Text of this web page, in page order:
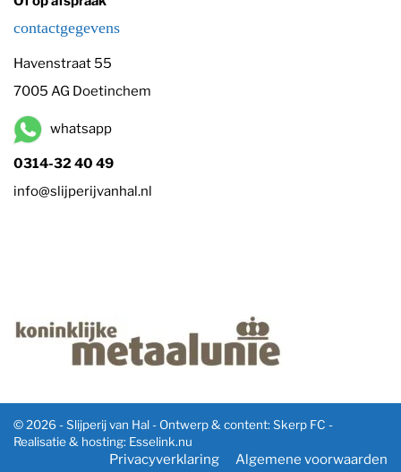
contactgegevens
Havenstraat 55
7005 AG Doetinchem
whatsapp
0314-32 40 49
info@slijperijvanhal.nl
© 2026 - Slijperij van Hal - Ontwerp & content: Skerp FC -
Realisatie & hosting: Esselink.nu
Privacyverklaring Algemene voorwaarden